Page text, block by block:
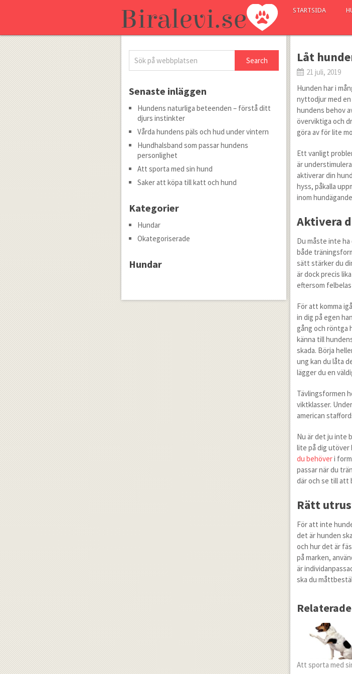
STARTSIDA
Låt
21 juli, 2019
Hunden har i
nyttodjur med en
hundens behov
överviktiga och
göra av för lite
Ett vanligt
är
aktiverar din
hyss, påkalla
inom
Aktivera
Du måste inte
både
sätt stärker du
är dock precis
eftersom
För att komma
in dig på egen
gång och röntga
känna till
skada. Börja
ung kan du låta
lägger du en
Tävlingsformen
viktklasser.
american
Nu är det ju inte
lite på dig utöver
du behöveri
passar när du
där och se till att
Rätt
För att inte
det är hunden
och hur det är
på marken,
är
ska du
Att sporta med
Senaste inläggen
Hundens naturliga beteenden – förstå ditt
djurs instinkter
Vårda hundens päls och hud under vintern
Hundhalsband som passar hundens
personlighet
Att sporta med sin hund
Saker att köpa till katt och hund
Kategorier
Hundar
Okategoriserade
Hundar